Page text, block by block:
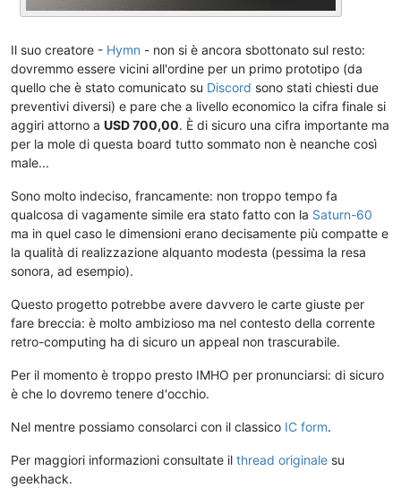
Il suo creatore - Hymn - non si è ancora sbottonato sul resto:
dovremmo essere vicini all'ordine per un primo prototipo (da
quello che è stato comunicato su Discord sono stati chiesti due
preventivi diversi) e pare che a livello economico la cifra finale si
aggiri attorno a USD 700,00. È di sicuro una cifra importante ma
per la mole di questa board tutto sommato non è neanche così
male...
Sono molto indeciso, francamente: non troppo tempo fa
qualcosa di vagamente simile era stato fatto con la Saturn-60
ma in quel caso le dimensioni erano decisamente più compatte e
la qualità di realizzazione alquanto modesta (pessima la resa
sonora, ad esempio).
Questo progetto potrebbe avere davvero le carte giuste per
fare breccia: è molto ambizioso ma nel contesto della corrente
retro-computing ha di sicuro un appeal non trascurabile.
Per il momento è troppo presto IMHO per pronunciarsi: di sicuro
è che lo dovremo tenere d'occhio.
Nel mentre possiamo consolarci con il classico IC form.
Per maggiori informazioni consultate il thread originale su
geekhack.